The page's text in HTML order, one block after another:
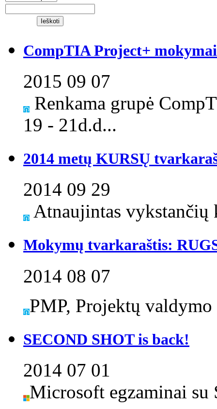
CompTIA Project+
2015 09 07
Renkama grupė
19 - 21d.d...
2014 metų KURSŲ
2014 09 29
Atnaujintas vykstančių
Mokymų tvarkaraštis:
2014 08 07
PMP, Projektų
SECOND SHOT is back!
2014 07 01
Microsoft egzaminai su